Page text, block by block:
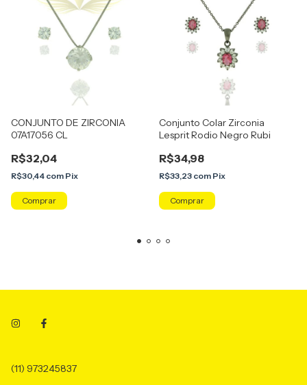
CONJUNTO DE ZIRCONIA
07A17056 CL
R$32,04
R$30,44 com Pix
Conjunto Colar Zirconia
Lesprit Rodio Negro Rubi
R$34,98
R$33,23 com Pix
(11) 973245837